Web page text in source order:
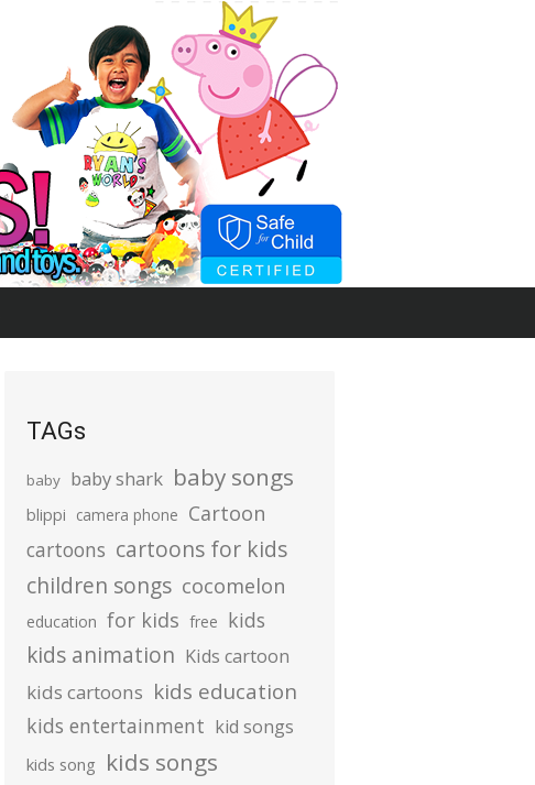
TAGs
baby baby shark baby songs
blippi camera phone Cartoon
cartoons cartoons for kids
children songs cocomelon
education for kids free kids
kids animation Kids cartoon
kids cartoons kids education
kids entertainment kid songs
kids song kids songs